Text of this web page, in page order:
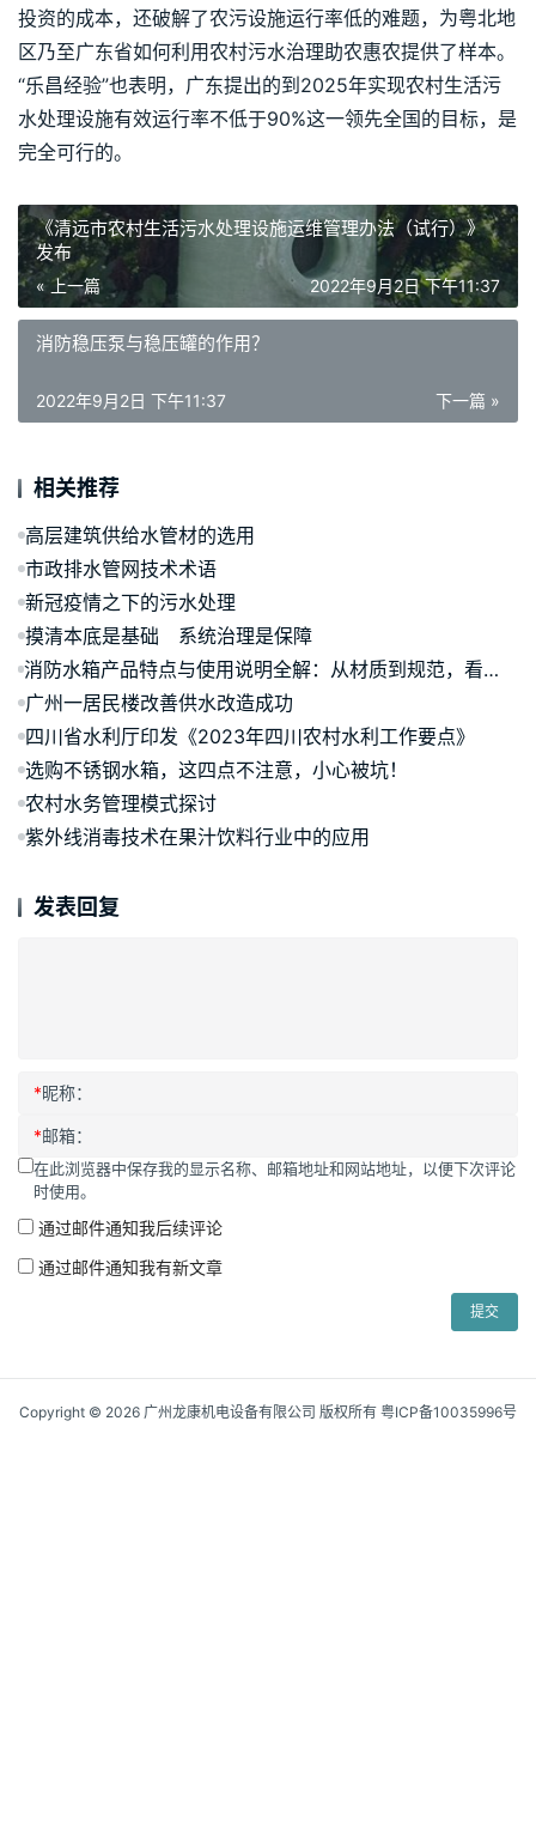
投资的成本，还破解了农污设施运行率低的难题，为粤北地
区乃至广东省如何利用农村污水治理助农惠农提供了样本。
“乐昌经验”也表明，广东提出的到2025年实现农村生活污
水处理设施有效运行率不低于90%这一领先全国的目标，是
完全可行的。
《清远市农村生活污水处理设施运维管理办法（试行）》
发布
« 上一篇 2022年9月2日 下午11:37
消防稳压泵与稳压罐的作用？
下一篇 »
2022年9月2日 下午11:37
相关推荐
高层建筑供给水管材的选用
市政排水管网技术术语
新冠疫情之下的污水处理
摸清本底是基础 系统治理是保障
消防水箱产品特点与使用说明全解：从材质到规范，看这篇就够了
广州一居民楼改善供水改造成功
四川省水利厅印发《2023年四川农村水利工作要点》
选购不锈钢水箱，这四点不注意，小心被坑！
农村水务管理模式探讨
紫外线消毒技术在果汁饮料行业中的应用
发表回复
*昵称：
*邮箱：
在此浏览器中保存我的显示名称、邮箱地址和网站地址，以便下次评论
时使用。
通过邮件通知我后续评论
通过邮件通知我有新文章
提交
Copyright © 2026 广州龙康机电设备有限公司 版权所有 粤ICP备10035996号